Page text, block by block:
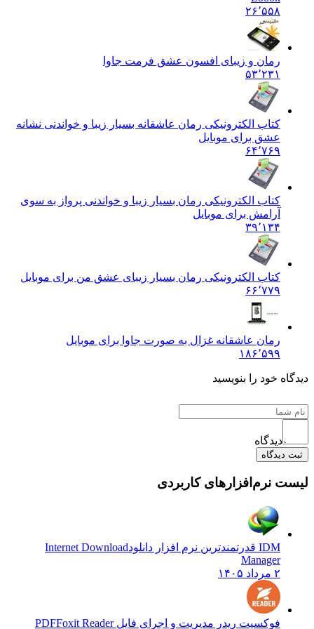
۲۶٬۵۵۸
رمان و زیبای افسون عشق فرمت جاوا
۵۳٬۲۳۱
کتاب الکترونیکی رمان عاشقانه بسیار زیبا و خواندنی نشانه
عشق برای موبایل
۶۴٬۷۶۹
کتاب الکترونیکی رمان بسیار زیبا و خواندنی پرواز به سوی
آرامش برای موبایل
۳۹٬۱۳۴
کتاب الکترونیکی رمان بسیار زیبای عشق من برای موبایل
۶۶٬۷۷۹
رمان عاشقانه غزال به صورت جاوا برای موبایل
۱۸۶٬۵۹۹
خود را بنویسید
دیدگاه
نرم‌افزارهای کاربردی
Internet Download
Manager
فوکسیت ریدر مدیریت و اجرای فایل PDF Foxit Reader